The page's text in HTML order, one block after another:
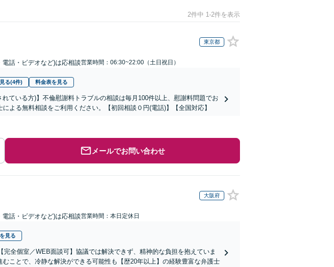
2件中 1-2件を表示
東京都
電話・ビデオなど)は応相談営業時間：06:30~22:00（土日祝日）
る(4件) 料金表を見る
れている方)】不倫慰謝料トラブルの相談は毎月100件以上、慰謝料問題でお
よる無料相談をご利用ください。【初回相談０円(電話)】【全国対応】
メールでお問い合わせ
大阪府
電話・ビデオなど)は応相談営業時間：本日定休日
見る
完全個室／WEB面談可】協議では解決できず、精神的な負担を抱えていま
ことで、冷静な解決ができる可能性も【歴20年以上】の経験豊富な弁護士